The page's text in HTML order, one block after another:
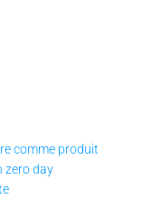
comme produit
zero day